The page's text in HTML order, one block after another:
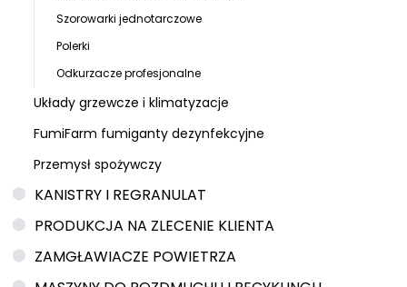
Szorowarki jednotarczowe
Polerki
Odkurzacze profesjonalne
Układy grzewcze i klimatyzacje
FumiFarm fumiganty dezynfekcyjne
Przemysł spożywczy
KANISTRY I REGRANULAT
PRODUKCJA NA ZLECENIE KLIENTA
ZAMGŁAWIACZE POWIETRZA